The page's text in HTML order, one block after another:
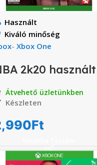
Használt
Kiváló minőség
- Xbox One
2k20 használt
Átvehető üzletünkben
Készleten
Ft